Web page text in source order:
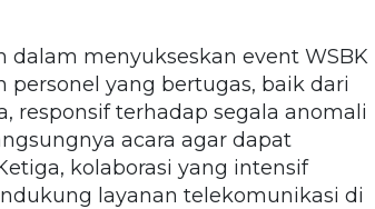
menyukseskan event WSBK
personel yang bertugas, baik dari
responsif terhadap segala anomali
acara agar dapat
kolaborasi yang intensif
layanan telekomunikasi di